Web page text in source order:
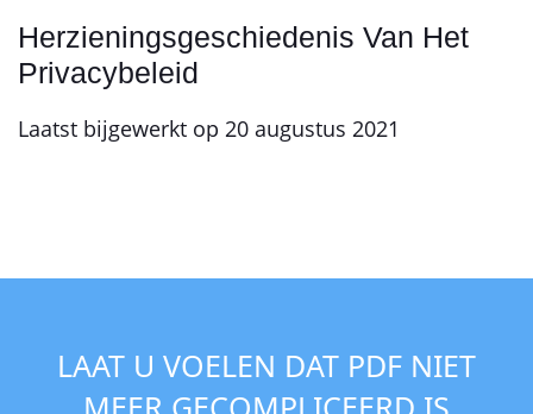
Herzieningsgeschiedenis Van Het
Privacybeleid
Laatst bijgewerkt op 20 augustus 2021
LAAT U VOELEN DAT PDF NIET